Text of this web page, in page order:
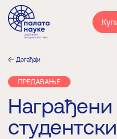
Догађаји
ПРЕДАВАЊЕ
Награђени